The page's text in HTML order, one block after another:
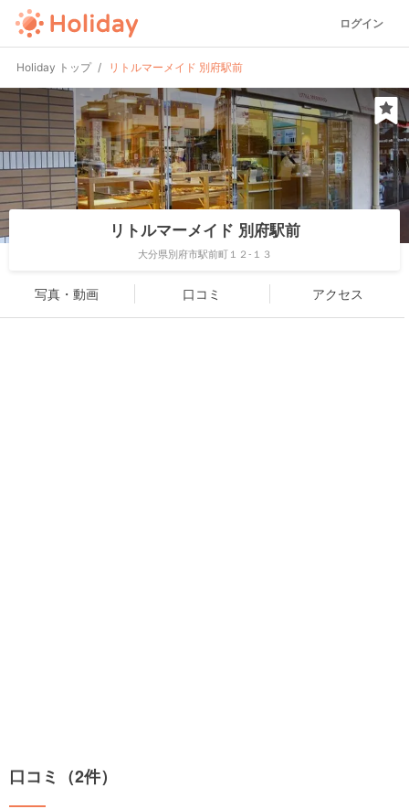
ログイン
Holiday トップ リトルマーメイド 別府駅前
リトルマーメイド 別府駅前
大分県別府市駅前町１２-１３
写真・動画 口コミ アクセス
口コミ（2件）